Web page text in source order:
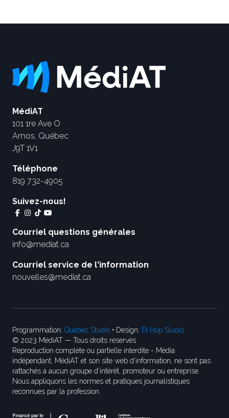
MédiAT
101 1re Ave O
Amos, Québec
J9T 1V1
Téléphone
819 732-4905
Suivez-nous!
Courriel questions générales
info@mediat.ca
Courriel service de l'information
nouvelles@mediat.ca
Programmation: Québec Studio • Design: Et Hop Studio
© 2023 MédiAT — Tous droits réservés
Reproduction complète ou partielle interdite - Média
indépendant, MédiAT et son site web d'information, ne sont pas
rattachés à aucun groupe d’intérêt, promoteur ou entreprise.
Nous appliquons les normes et pratiques journalistiques
reconnues par la profession.